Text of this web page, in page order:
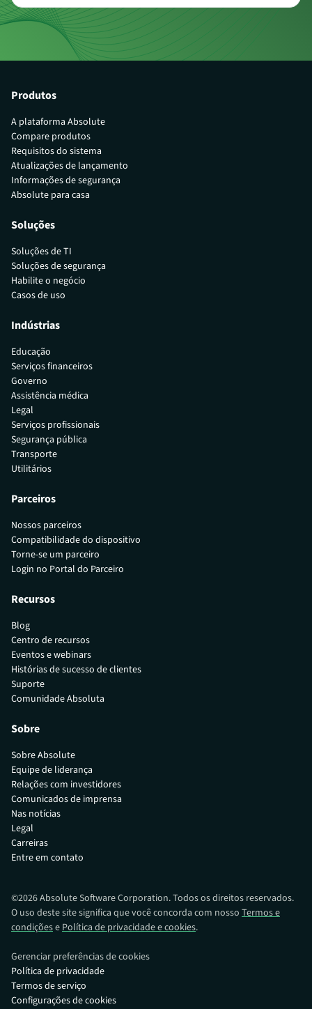
Produtos
A plataforma Absolute
Compare produtos
Requisitos do sistema
Atualizações de lançamento
Informações de segurança
Absolute para casa
Soluções
Soluções de TI
Soluções de segurança
Habilite o negócio
Casos de uso
Indústrias
Educação
Serviços financeiros
Governo
Assistência médica
Legal
Serviços profissionais
Segurança pública
Transporte
Utilitários
Parceiros
Nossos parceiros
Compatibilidade do dispositivo
Torne-se um parceiro
Login no Portal do Parceiro
Recursos
Blog
Centro de recursos
Eventos e webinars
Histórias de sucesso de clientes
Suporte
Comunidade Absoluta
Sobre
Sobre Absolute
Equipe de liderança
Relações com investidores
Comunicados de imprensa
Nas notícias
Legal
Carreiras
Entre em contato
©2026Absolute Software Corporation. Todos os direitos reservados.
O uso deste site significa que você concorda com nosso Termos e
condiçõese Política de privacidade e cookies.
Gerenciar preferências de cookies
Política de privacidade
Termos de serviço
Configurações de cookies